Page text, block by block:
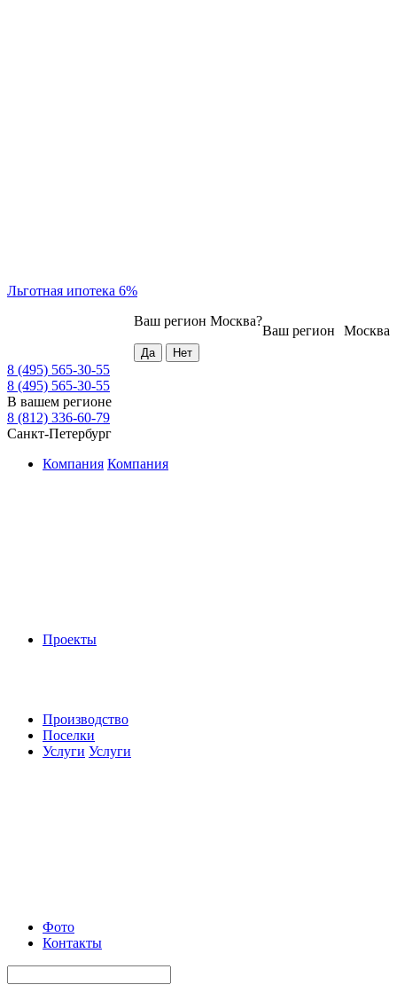
Льготная ипотека 6%
Москва
Ваш регион
Ваш регион Москва?
8 (495) 565-30-55
8 (495) 565-30-55
В вашем регионе
8 (812) 336-60-79
Санкт-Петербург
Компания Компания
Проекты
Производство
Поселки
Услуги Услуги
Фото
Контакты